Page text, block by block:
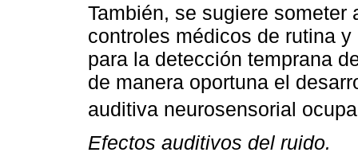
También, se sugiere
controles médicos de rutina
para la detección temprana
de manera oportuna el
auditiva neurosensorial
Efectos auditivos del ruido.